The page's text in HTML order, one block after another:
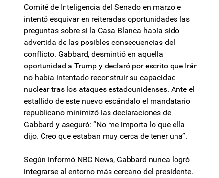
Comité de Inteligencia del Senado en marzo e
intentó esquivar en reiteradas oportunidades las
preguntas sobre si la Casa Blanca había sido
advertida de las posibles consecuencias del
conflicto. Gabbard, desmintió en aquella
oportunidad a Trump y declaró por escrito que Irán
no había intentado reconstruir su capacidad
nuclear tras los ataques estadounidenses. Ante el
estallido de este nuevo escándalo el mandatario
republicano minimizó las declaraciones de
Gabbard y aseguró: “No me importa lo que ella
dijo. Creo que estaban muy cerca de tener una”.
Según informó NBC News, Gabbard nunca logró
integrarse al entorno más cercano del presidente.